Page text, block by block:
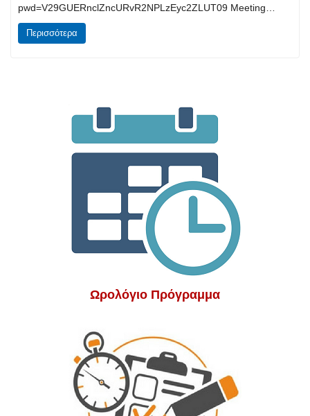
pwd=V29GUERnclZncURvR2NPLzEyc2ZLUT09 Meeting…
Περισσότερα
Ωρολόγιο Πρόγραμμα